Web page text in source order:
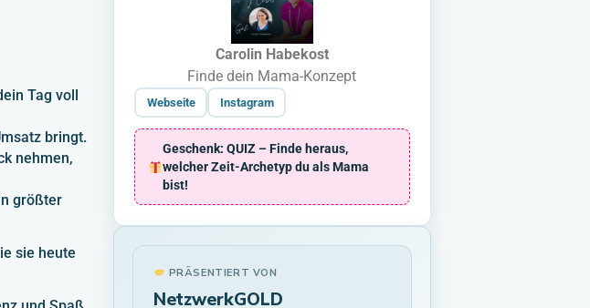
Tag voll
bringt.
nehmen,
größter
sie heute
Carolin Habekost
Finde dein Mama-Konzept
Webseite Instagram
Geschenk: QUIZ – Finde heraus,
welcher Zeit-Archetyp du als Mama
bist!
PRÄSENTIERT VON
NetzwerkGOLD